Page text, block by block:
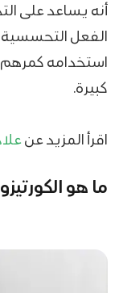
أنه يساعد على
الفعل التحسسية
استخدامه كمرهم
كبيرة.
اقرأ المزيد عن
ما هو